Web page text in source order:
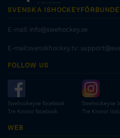
SVENSKA
E-mail: info@swehockey.se
E-mail:svenskhockey.tv:
FOLLOW US
Swehockeyse facebook
Tre Kronor facebook
Swehockeyse
Tre Kronor
WEB